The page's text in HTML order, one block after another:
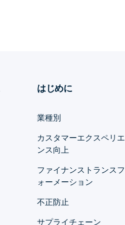
はじめに
業種別
カスタマーエクスペリエ
ンス向上
ファイナンストランスフ
ォーメーション
不正防止
サプライチェーン